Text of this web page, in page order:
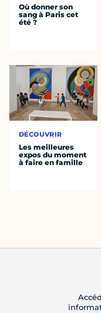
Où donner son
sang à Paris cet
été ?
DÉCOUVRIR
Les meilleures
expos du moment
à faire en famille